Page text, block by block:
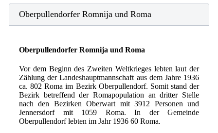
Oberpullendorfer Romnija und Roma
Oberpullendorfer Romnija und Roma
Vor dem Beginn des Zweiten Weltkrieges lebten laut der
Zählung der Landeshauptmannschaft aus dem Jahre 1936
ca. 802 Roma im Bezirk Oberpullendorf. Somit stand der
Bezirk betreffend der Romapopulation an dritter Stelle
nach den Bezirken Oberwart mit 3912 Personen und
Jennersdorf mit 1059 Roma. In der Gemeinde
Oberpullendorf lebten im Jahr 1936 60 Roma.